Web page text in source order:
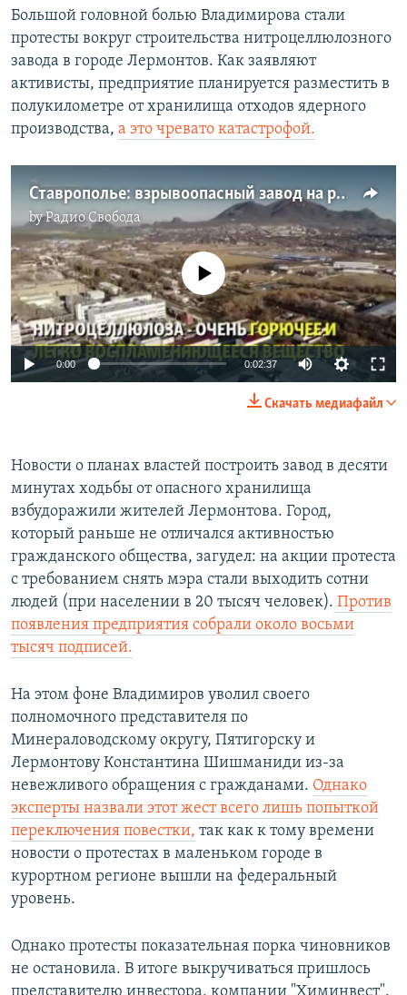
Большой головной болью Владимирова стали
протесты вокруг строительства нитроцеллюлозного
завода в городе Лермонтов. Как заявляют
активисты, предприятие планируется разместить в
полукилометре от хранилища отходов ядерного
производства, а это чревато катастрофой.
Ставрополье: взрывоопасный завод на радиоактивном хвостохранилище
byРадио Свобода
No media source currently available
0:00 0:02:37
Скачать медиафайл
Новости о планах властей построить завод в десяти
минутах ходьбы от опасного хранилища
взбудоражили жителей Лермонтова. Город,
который раньше не отличался активностью
гражданского общества, загудел: на акции протеста
с требованием снять мэра стали выходить сотни
людей (при населении в 20 тысяч человек). Против
появления предприятия собрали около восьми
тысяч подписей.
На этом фоне Владимиров уволил своего
полномочного представителя по
Минераловодскому округу, Пятигорску и
Лермонтову Константина Шишманиди из-за
невежливого обращения с гражданами. Однако
эксперты назвали этот жест всего лишь попыткой
переключения повестки, так как к тому времени
новости о протестах в маленьком городе в
курортном регионе вышли на федеральный
уровень.
Однако протесты показательная порка чиновников
не остановила. В итоге выкручиваться пришлось